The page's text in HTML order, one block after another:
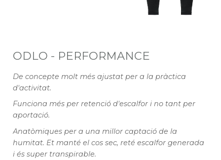
ODLO - PERFORMANCE
De concepte molt més ajustat per a la pràctica
d'activitat.
Funciona més per retenció d'escalfor i no tant per
aportació.
Anatòmiques per a una millor captació de la
humitat. Et manté el cos sec, reté escalfor generada
i és super transpirable.